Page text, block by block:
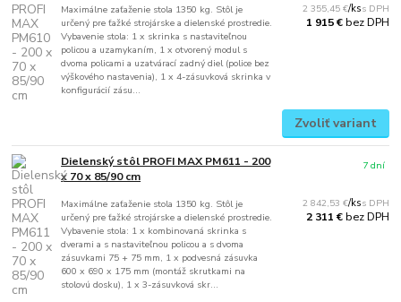
Maximálne zaťaženie stola 1350 kg. Stôl je
určený pre ťažké strojárske a dielenské prostredie.
Vybavenie stola: 1 x skrinka s nastaviteľnou
policou a uzamykaním, 1 x otvorený modul s
dvoma policami a uzatvárací zadný diel (police bez
výškového nastavenia), 1 x 4-zásuvková skrinka v
konfigurácií zásu...
2 355,45 €/ks
1 915 €bez DPH
Zvoliť variant
Dielenský stôl PROFI MAX PM611 - 200
x 70 x 85/90 cm
Maximálne zaťaženie stola 1350 kg. Stôl je
určený pre ťažké strojárske a dielenské prostredie.
Vybavenie stola: 1 x kombinovaná skrinka s
dverami a s nastaviteľnou policou a s dvoma
zásuvkami 75 + 75 mm, 1 x podvesná zásuvka
600 x 690 x 175 mm (montáž skrutkami na
stolovú dosku), 1 x 3-zásuvková skr...
2 842,53 €/ks
2 311 €bez DPH
7 dní